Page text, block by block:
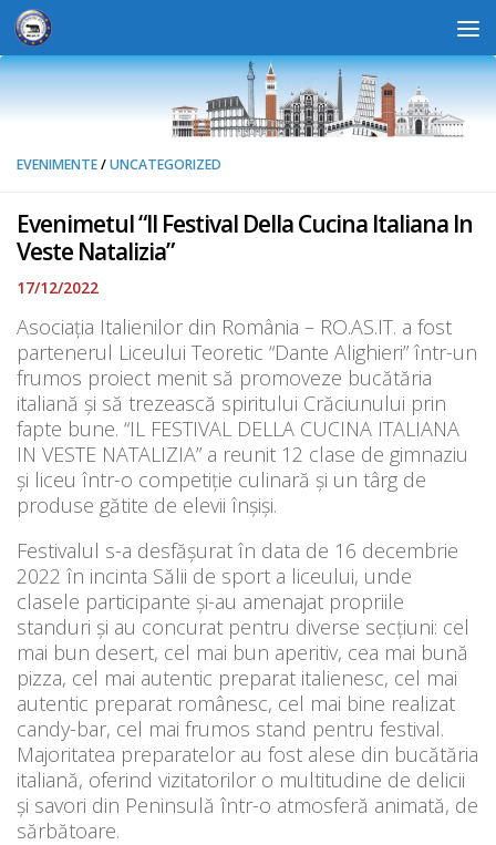
Skip to content
EVENIMENTE/UNCATEGORIZED
Evenimetul “Il Festival Della Cucina Italiana In
Veste Natalizia”
17/12/2022
Asociația Italienilor din România – RO.AS.IT. a fost
partenerul Liceului Teoretic “Dante Alighieri” într-un
frumos proiect menit să promoveze bucătăria
italiană și să trezească spiritului Crăciunului prin
fapte bune. “IL FESTIVAL DELLA CUCINA ITALIANA
IN VESTE NATALIZIA” a reunit 12 clase de gimnaziu
și liceu într-o competiție culinară și un târg de
produse gătite de elevii înșiși.
Festivalul s-a desfășurat în data de 16 decembrie
2022 în incinta Sălii de sport a liceului, unde
clasele participante și-au amenajat propriile
standuri și au concurat pentru diverse secțiuni: cel
mai bun desert, cel mai bun aperitiv, cea mai bună
pizza, cel mai autentic preparat italienesc, cel mai
autentic preparat românesc, cel mai bine realizat
candy-bar, cel mai frumos stand pentru festival.
Majoritatea preparatelor au fost alese din bucătăria
italiană, oferind vizitatorilor o multitudine de delicii
și savori din Peninsulă într-o atmosferă animată, de
sărbătoare.